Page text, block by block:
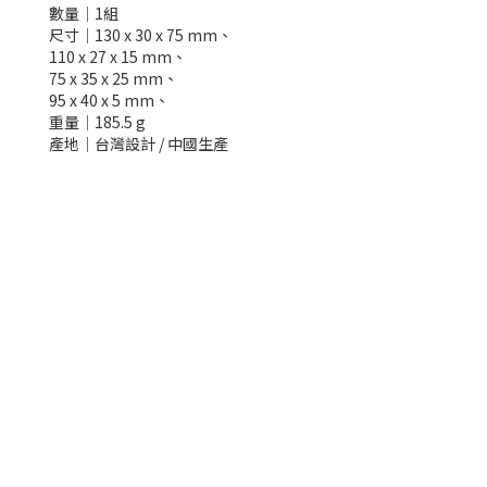
數量│1組
尺寸│130 x 30 x 75 mm、
110 x 27 x 15 mm、
75 x 35 x 25 mm、
95 x 40 x 5 mm、
重量│185.5 g
產地│台灣設計 / 中國生產